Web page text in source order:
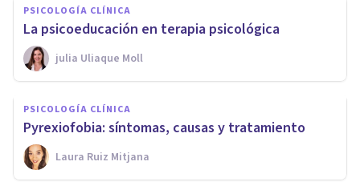
PSICOLOGÍA CLÍNICA
La psicoeducación en terapia psicológica
​julia Uliaque Moll
PSICOLOGÍA CLÍNICA
Pyrexiofobia: síntomas, causas y tratamiento
Laura Ruiz Mitjana
PSICOLOGÍA CLÍNICA
Cómo ayudar a un familiar o
amigo con problemas de
ansiedad
Paloma Rey